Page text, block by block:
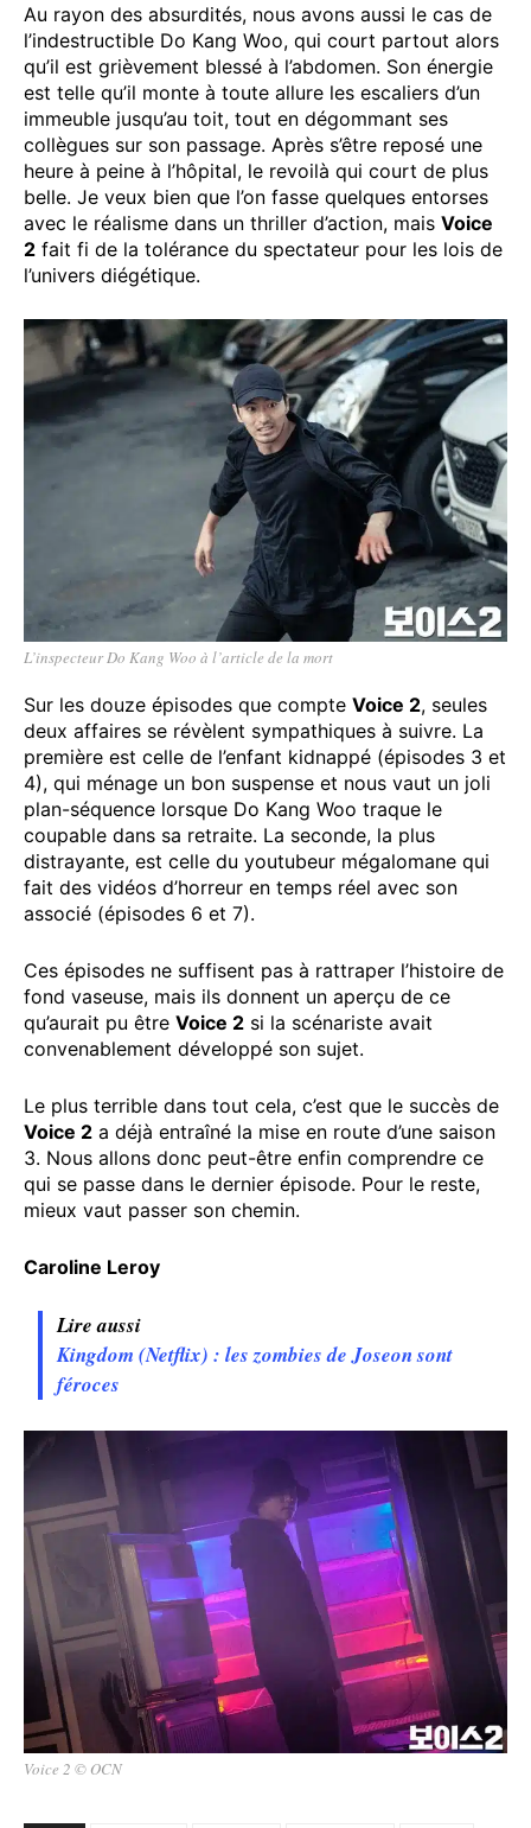
Au rayon des absurdités, nous avons aussi le cas de
l’indestructible Do Kang Woo, qui court partout alors
qu’il est grièvement blessé à l’abdomen. Son énergie
est telle qu’il monte à toute allure les escaliers d’un
immeuble jusqu’au toit, tout en dégommant ses
collègues sur son passage. Après s’être reposé une
heure à peine à l’hôpital, le revoilà qui court de plus
belle. Je veux bien que l’on fasse quelques entorses
avec le réalisme dans un thriller d’action, mais Voice
2 fait fi de la tolérance du spectateur pour les lois de
l’univers diégétique.
L’inspecteur Do Kang Woo à l’article de la mort
Sur les douze épisodes que compte Voice 2, seules
deux affaires se révèlent sympathiques à suivre. La
première est celle de l’enfant kidnappé (épisodes 3 et
4), qui ménage un bon suspense et nous vaut un joli
plan-séquence lorsque Do Kang Woo traque le
coupable dans sa retraite. La seconde, la plus
distrayante, est celle du youtubeur mégalomane qui
fait des vidéos d’horreur en temps réel avec son
associé (épisodes 6 et 7).
Ces épisodes ne suffisent pas à rattraper l’histoire de
fond vaseuse, mais ils donnent un aperçu de ce
qu’aurait pu être Voice 2 si la scénariste avait
convenablement développé son sujet.
Le plus terrible dans tout cela, c’est que le succès de
Voice 2 a déjà entraîné la mise en route d’une saison
3. Nous allons donc peut-être enfin comprendre ce
qui se passe dans le dernier épisode. Pour le reste,
mieux vaut passer son chemin.
Caroline Leroy
Lire aussi
Kingdom (Netflix) : les zombies de Joseon sont
féroces
Voice 2 © OCN